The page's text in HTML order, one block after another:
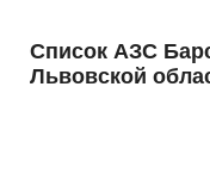
Список АЗС
Львовской